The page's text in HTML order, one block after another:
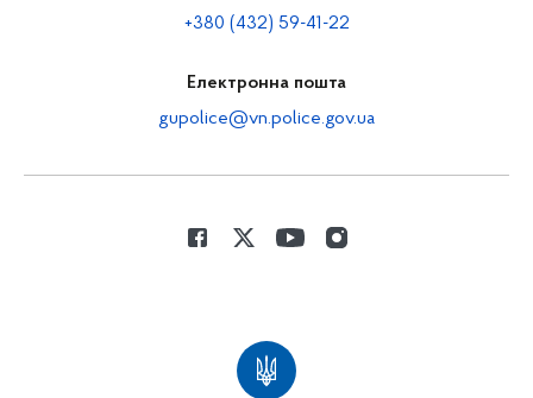
+380 (432) 59-41-22
Електронна пошта
gupolice@vn.police.gov.ua